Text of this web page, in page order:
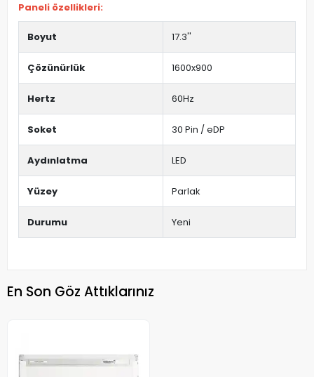
Paneli özellikleri:
Boyut 17.3''
Çözünürlük 1600x900
Hertz 60Hz
Soket 30 Pin / eDP
Aydınlatma LED
Yüzey Parlak
Durumu Yeni
En Son Göz Attıklarınız